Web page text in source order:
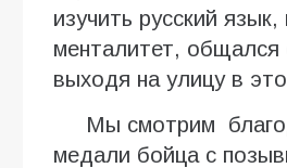
изучить русский
менталитет,
выходя на улицу в
Мы смотрим
медали бойца с